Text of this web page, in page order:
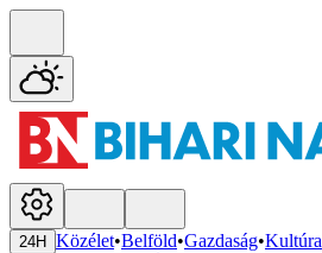
24H Közélet•Belföld•Gazdaság•Kultúra